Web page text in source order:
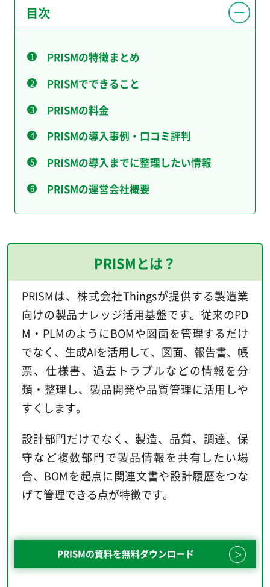
目次
PRISMの特徴まとめ
PRISMでできること
PRISMの料金
PRISMの導入事例・口コミ評判
PRISMの導入までに整理したい情報
PRISMの運営会社概要
PRISMとは？
PRISMは、株式会社Thingsが提供する製造業
向けの製品ナレッジ活用基盤です。従来のPD
M・PLMのようにBOMや図面を管理するだけ
でなく、生成AIを活用して、図面、報告書、帳
票、仕様書、過去トラブルなどの情報を分
類・整理し、製品開発や品質管理に活用しや
すくします。
設計部門だけでなく、製造、品質、調達、保
守など複数部門で製品情報を共有したい場
合、BOMを起点に関連文書や設計履歴をつな
げて管理できる点が特徴です。
PRISMの資料を無料ダウンロード